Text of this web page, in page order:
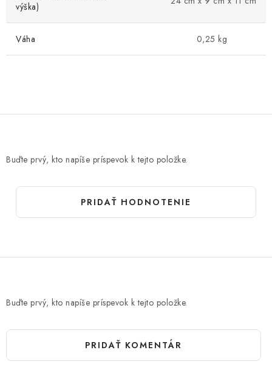
výška)
Váha 0,25 kg
Buďte prvý, kto napíše príspevok k tejto položke.
PRIDAŤ HODNOTENIE
Buďte prvý, kto napíše príspevok k tejto položke.
PRIDAŤ KOMENTÁR